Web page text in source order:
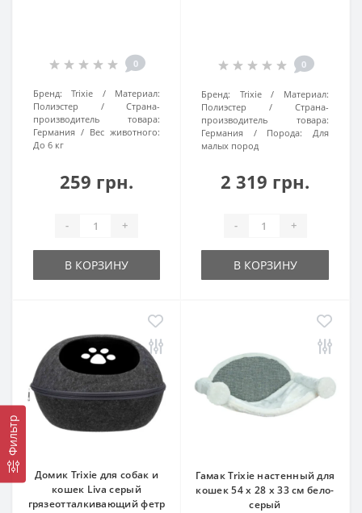
Фильтр
0
Бренд: Trixie
Материал:
Полиэстер
Страна-
производитель товара:
Германия
Вес животного:
До 6 кг
259 грн.
- +
В КОРЗИНУ
0
Бренд: Trixie
Материал:
Полиэстер
Страна-
производитель товара:
Германия
Порода:
Для
малых пород
2 319 грн.
- +
В КОРЗИНУ
Домик Trixie для собак и
кошек Liva серый
грязеотталкивающий фетр
Гамак Trixie настенный для
кошек 54 х 28 х 33 см бело-
серый